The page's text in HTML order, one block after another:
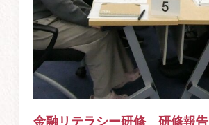
金融リテラシー研修 研修報告